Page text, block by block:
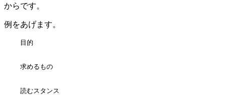
からです。
例をあげます。
    目的
    求めるもの
    読むスタンス